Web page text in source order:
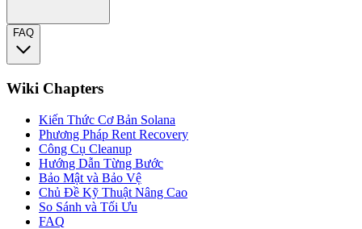
FAQ
Wiki Chapters
Kiến Thức Cơ Bản Solana
Phương Pháp Rent Recovery
Công Cụ Cleanup
Hướng Dẫn Từng Bước
Bảo Mật và Bảo Vệ
Chủ Đề Kỹ Thuật Nâng Cao
So Sánh và Tối Ưu
FAQ